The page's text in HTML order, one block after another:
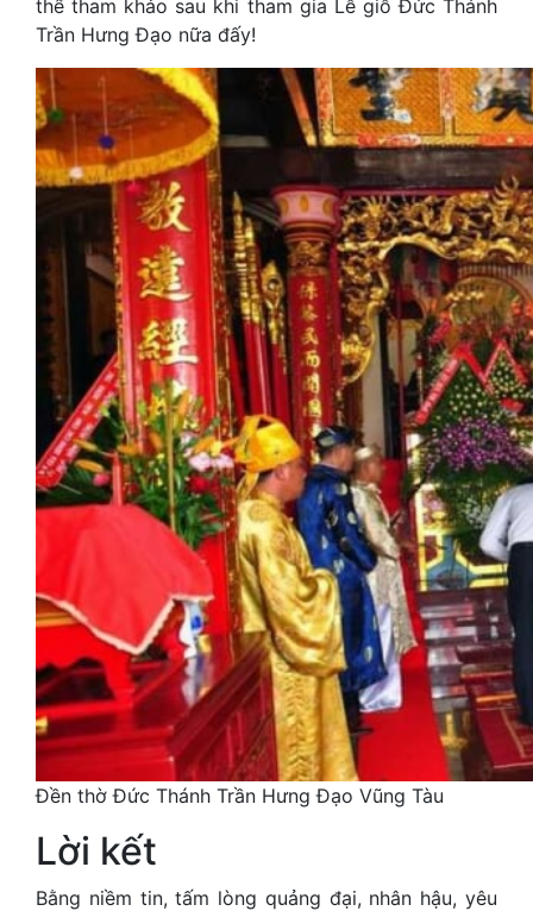
thể tham khảo sau khi tham gia Lễ giỗ Đức Thánh
Trần Hưng Đạo nữa đấy!
Đền thờ Đức Thánh Trần Hưng Đạo Vũng Tàu
Lời kết
Bằng niềm tin, tấm lòng quảng đại, nhân hậu, yêu